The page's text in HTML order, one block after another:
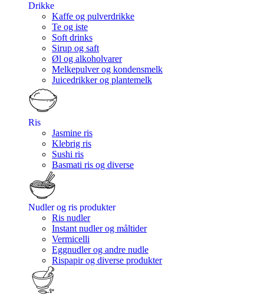
Drikke
Kaffe og pulverdrikke
Te og iste
Soft drinks
Sirup og saft
Øl og alkoholvarer
Melkepulver og kondensmelk
Juicedrikker og plantemelk
Ris
Jasmine ris
Klebrig ris
Sushi ris
Basmati ris og diverse
Nudler og ris produkter
Ris nudler
Instant nudler og måltider
Vermicelli
Eggnudler og andre nudle
Rispapir og diverse produkter